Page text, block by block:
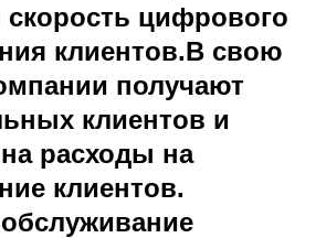
скорость цифрового
клиентов.В свою
получают
клиентов и
расходы на
клиентов.